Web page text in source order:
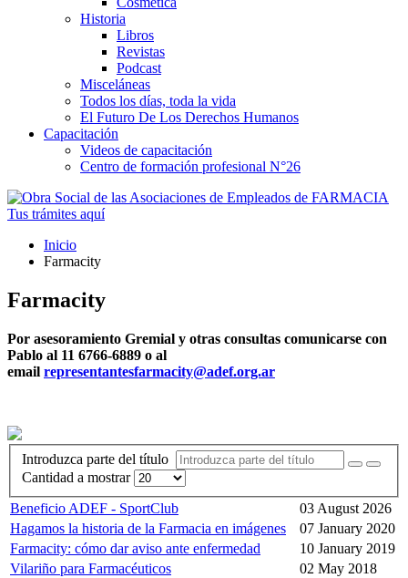
Historia
Libros
Revistas
Podcast
Misceláneas
Todos los días, toda la vida
El Futuro De Los Derechos Humanos
Capacitación
Videos de capacitación
Centro de formación profesional N°26
Tus trámites aquí
Inicio
Farmacity
Farmacity
Por asesoramiento Gremial y otras consultas comunicarse con
Pablo al 11 6766-6889 o al
email representantesfarmacity@adef.org.ar
Introduzca parte del título
Cantidad a mostrar
Beneficio ADEF - SportClub
03 August 2026
Hagamos la historia de la Farmacia en imágenes
07 January 2020
Farmacity: cómo dar aviso ante enfermedad
10 January 2019
Vilariño para Farmacéuticos
02 May 2018